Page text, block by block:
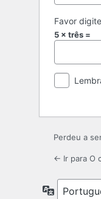
Favor
5 × três =
Perdeu a
← Ir para O
Idioma